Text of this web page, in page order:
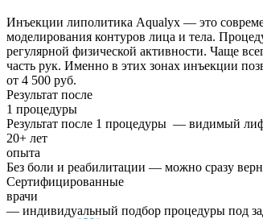
Инъекции липолитика Aqualyx — это
моделирования контуров лица и тела.
регулярной физической активности. Чаще
часть рук. Именно в этих зонах инъекции
от 4 500 руб.
Результат после
1 процедуры
Результат после 1 процедуры — видимый
20+ лет
опыта
Без боли и реабилитации — можно сразу
Сертифицированные
врачи
— индивидуальный подбор процедуры под